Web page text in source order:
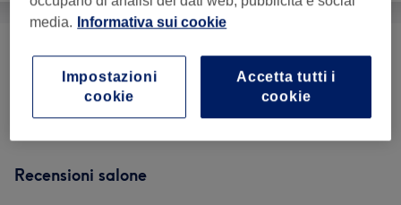
Manicure E Trattamenti Mani (11) da € 5
Pedicure E Trattamenti Piedi
Recensioni salone
media.
Informativa sui cookie
Accetta tutti i
cookie
Impostazioni
cookie